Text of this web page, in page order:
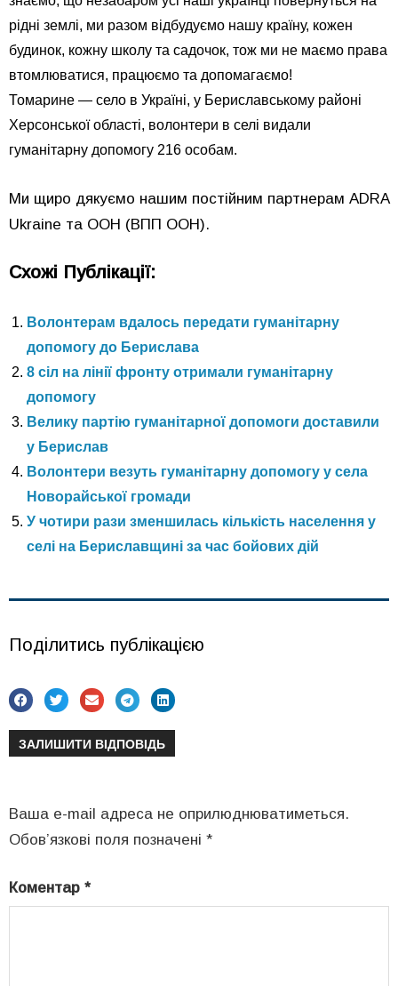
рідні землі, ми разом відбудуємо нашу країну, кожен
будинок, кожну школу та садочок, тож ми не маємо права
втомлюватися, працюємо та допомагаємо!
Томарине — село в Україні, у Бериславському районі
Херсонської області, волонтери в селі видали
гуманітарну допомогу 216 особам.
Ми щиро дякуємо нашим постійним партнерам ADRA
Ukraine та ООН (ВПП ООН).
Схожі Публікації:
Волонтерам вдалось передати гуманітарну
допомогу до Берислава
8 сіл на лінії фронту отримали гуманітарну
допомогу
Велику партію гуманітарної допомоги доставили
у Берислав
Волонтери везуть гуманітарну допомогу у села
Новорайської громади
У чотири рази зменшилась кількість населення у
селі на Бериславщині за час бойових дій
Поділитись публікацією
ЗАЛИШИТИ ВІДПОВІДЬ
Ваша e-mail адреса не оприлюднюватиметься.
Обов’язкові поля позначені *
Коментар *